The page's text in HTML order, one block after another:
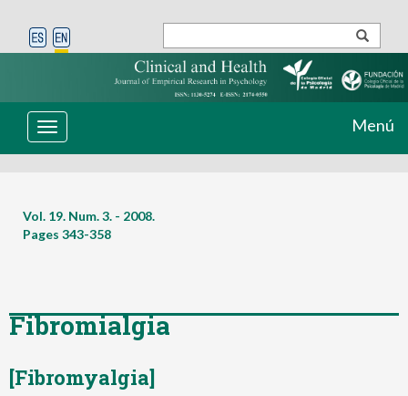
Toggle
navigation
Menú
Vol. 19. Num. 3. - 2008.
Pages 343-358
Fibromialgia
[Fibromyalgia]